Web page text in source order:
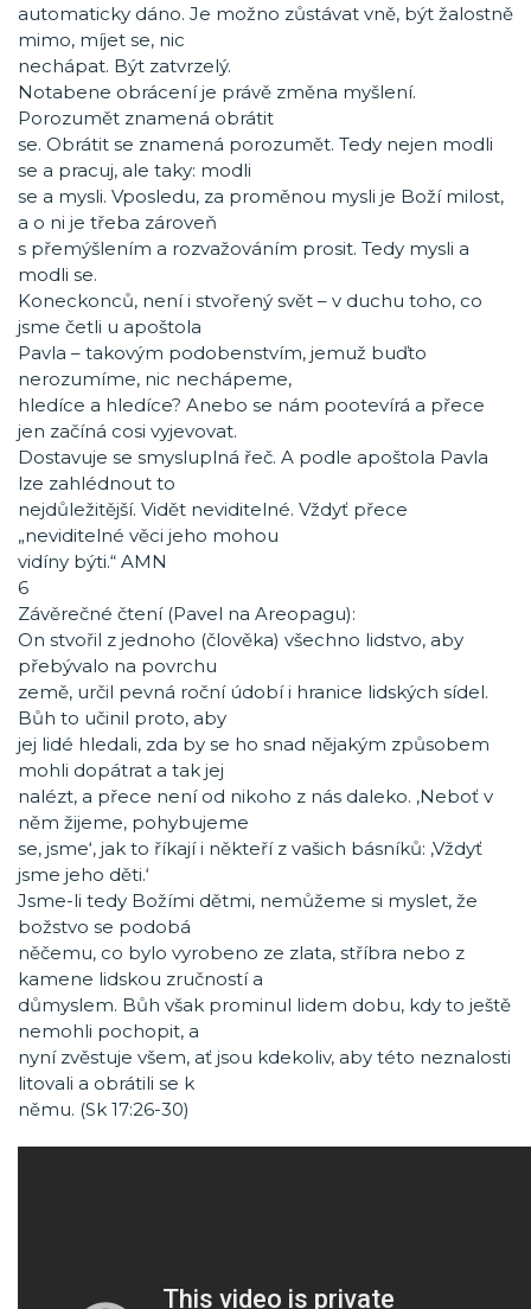
automaticky dáno. Je možno zůstávat vně, být žalostně
mimo, míjet se, nic
nechápat. Být zatvrzelý.
Notabene obrácení je právě změna myšlení.
Porozumět znamená obrátit
se. Obrátit se znamená porozumět. Tedy nejen modli
se a pracuj, ale taky: modli
se a mysli. Vposledu, za proměnou mysli je Boží milost,
a o ni je třeba zároveň
s přemýšlením a rozvažováním prosit. Tedy mysli a
modli se.
Koneckonců, není i stvořený svět – v duchu toho, co
jsme četli u apoštola
Pavla – takovým podobenstvím, jemuž buďto
nerozumíme, nic nechápeme,
hledíce a hledíce? Anebo se nám pootevírá a přece
jen začíná cosi vyjevovat.
Dostavuje se smysluplná řeč. A podle apoštola Pavla
lze zahlédnout to
nejdůležitější. Vidět neviditelné. Vždyť přece
„neviditelné věci jeho mohou
vidíny býti.“ AMN
6
Závěrečné čtení (Pavel na Areopagu):
On stvořil z jednoho (člověka) všechno lidstvo, aby
přebývalo na povrchu
země, určil pevná roční údobí i hranice lidských sídel.
Bůh to učinil proto, aby
jej lidé hledali, zda by se ho snad nějakým způsobem
mohli dopátrat a tak jej
nalézt, a přece není od nikoho z nás daleko. ‚Neboť v
něm žijeme, pohybujeme
se, jsme‘, jak to říkají i někteří z vašich básníků: ‚Vždyť
jsme jeho děti.‘
Jsme-li tedy Božími dětmi, nemůžeme si myslet, že
božstvo se podobá
něčemu, co bylo vyrobeno ze zlata, stříbra nebo z
kamene lidskou zručností a
důmyslem. Bůh však prominul lidem dobu, kdy to ještě
nemohli pochopit, a
nyní zvěstuje všem, ať jsou kdekoliv, aby této neznalosti
litovali a obrátili se k
němu. (Sk 17:26-30)